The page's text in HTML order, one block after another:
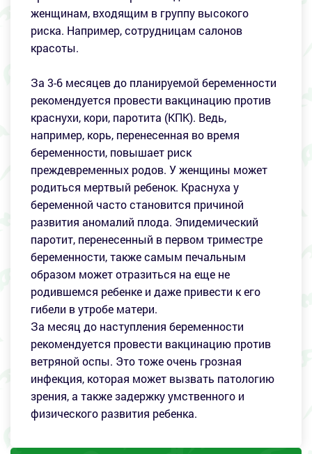
женщинам, входящим в группу высокого
риска. Например, сотрудницам салонов
красоты.
За 3-6 месяцев до планируемой беременности
рекомендуется провести вакцинацию против
краснухи, кори, паротита (КПК). Ведь,
например, корь, перенесенная во время
беременности, повышает риск
преждевременных родов. У женщины может
родиться мертвый ребенок. Краснуха у
беременной часто становится причиной
развития аномалий плода. Эпидемический
паротит, перенесенный в первом триместре
беременности, также самым печальным
образом может отразиться на еще не
родившемся ребенке и даже привести к его
гибели в утробе матери.
За месяц до наступления беременности
рекомендуется провести вакцинацию против
ветряной оспы. Это тоже очень грозная
инфекция, которая может вызвать патологию
зрения, а также задержку умственного и
физического развития ребенка.